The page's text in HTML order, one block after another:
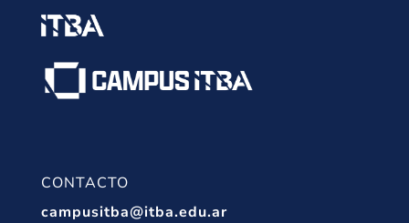
CONTACTO
campusitba@itba.edu.ar